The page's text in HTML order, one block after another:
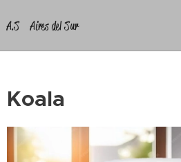
A.S Aires del Sur
Koala